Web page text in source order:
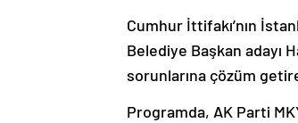
Cumhur İttifakı’nın
Belediye Başkan adayı
sorunlarına çözüm
Programda, AK Parti